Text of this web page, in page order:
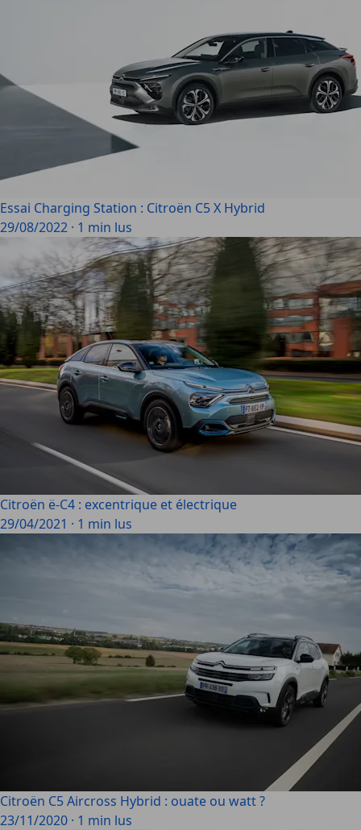
Essai Charging Station : Citroën C5 X Hybrid
29/08/2022 · 1 min lus
Citroën ë-C4 : excentrique et électrique
29/04/2021 · 1 min lus
Citroën C5 Aircross Hybrid : ouate ou watt ?
23/11/2020 · 1 min lus